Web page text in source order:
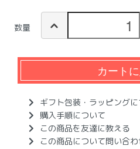
数量
カート
ギフト包装・ラッピング
購入手順について
この商品を友達に教える
この商品について問い合わ